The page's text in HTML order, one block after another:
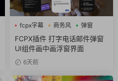
fcpx字幕 商务风 弹窗
FCPX插件 打字电话邮件弹窗
UI组件画中画浮窗界面
6天前